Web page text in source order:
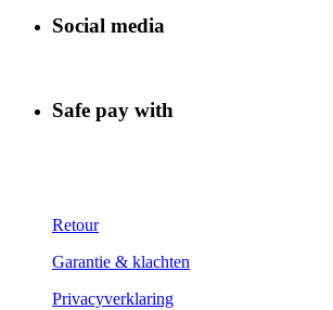
Social media
Safe pay with
Retour
Garantie & klachten
Privacyverklaring